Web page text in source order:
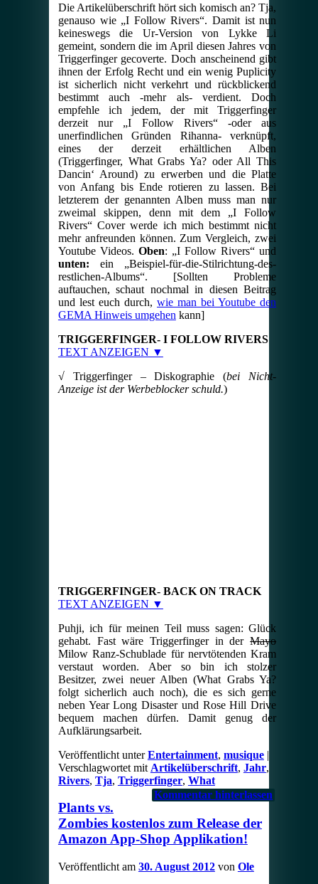
Die Artikelüberschrift hört sich komisch an? Tja,
genauso wie „I Follow Rivers“. Damit ist nun
keineswegs die Ur-Version von Lykke Li
gemeint, sondern die im April diesen Jahres von
Triggerfinger gecoverte. Doch anscheinend gibt
ihnen der Erfolg Recht und ein wenig Puplicity
ist sicherlich nicht verkehrt und rückblickend
bestimmt auch -mehr als- verdient. Doch
empfehle ich jedem, der mit Triggerfinger
derzeit nur „I Follow Rivers“ -oder aus
unerfindlichen Gründen Rihanna- verknüpft,
eines der derzeit erhältlichen Alben
(Triggerfinger, What Grabs Ya? oder All This
Dancin‘ Around) zu erwerben und die Platte
von Anfang bis Ende rotieren zu lassen. Bei
letzterem der genannten Alben muss man nur
zweimal skippen, denn mit dem „I Follow
Rivers“ Cover werde ich mich bestimmt nicht
mehr anfreunden können. Zum Vergleich, zwei
Youtube Videos. Oben: „I Follow Rivers“ und
unten: ein „Beispiel-für-die-Stilrichtung-des-
restlichen-Albums“. [Sollten Probleme
auftauchen, schaut nochmal in diesen Beitrag
und lest euch durch,wie man bei Youtube den
GEMA Hinweis umgehen kann]
TRIGGERFINGER- I FOLLOW RIVERS
TEXT ANZEIGEN ▼
√ Triggerfinger – Diskographie (bei Nicht-
Anzeige ist der Werbeblocker schuld.)
TRIGGERFINGER- BACK ON TRACK
TEXT ANZEIGEN ▼
Puhji, ich für meinen Teil muss sagen: Glück
gehabt. Fast wäre Triggerfinger in derMayo
Milow Ranz-Schublade für nervtötenden Kram
verstaut worden. Aber so bin ich stolzer
Besitzer, zwei neuer Alben (What Grabs Ya?
folgt sicherlich auch noch), die es sich gerne
neben Year Long Disaster und Rose Hill Drive
bequem machen dürfen. Damit genug der
Aufklärungsarbeit.
Veröffentlicht unter Entertainment, musique |
Verschlagwortet mit Artikelüberschrift, Jahr,
Rivers, Tja, Triggerfinger, What
Kommentar hinterlassen
Plants vs.
Zombies kostenlos zum Release der
Amazon App-Shop Applikation!
Veröffentlicht am 30. August 2012 von Ole